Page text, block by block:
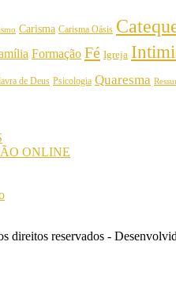
Carisma Carisma Oásis
Formação Fé Igreja
de Deus Psicologia Quaresma
ONLINE
direitos reservados -